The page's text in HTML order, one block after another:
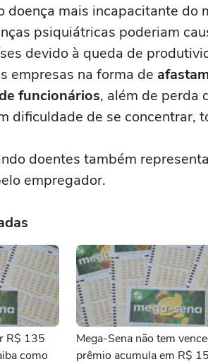
doença mais incapacitante do
psiquiátricas poderiam
devido à queda de
empresas na forma de
funcionários, além de perda
dificuldade de se concentrar,
doentes também
empregador.
R$ 135
como
Mega-Sena não tem
prêmio acumula em R$